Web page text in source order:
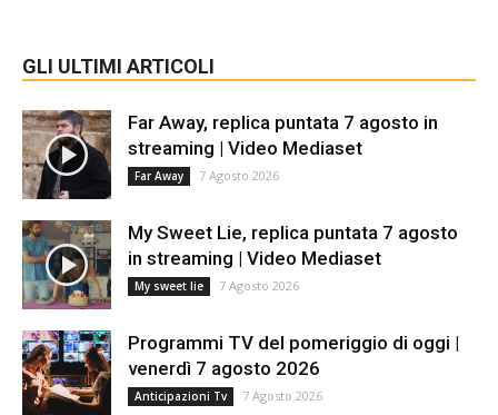
GLI ULTIMI ARTICOLI
Far Away, replica puntata 7 agosto in
streaming | Video Mediaset
Far Away 7 Agosto 2026
My Sweet Lie, replica puntata 7 agosto
in streaming | Video Mediaset
My sweet lie 7 Agosto 2026
Programmi TV del pomeriggio di oggi |
venerdì 7 agosto 2026
Anticipazioni Tv 7 Agosto 2026